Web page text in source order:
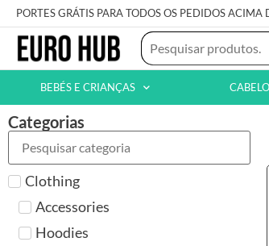
PORTES GRÁTIS PARA TODOS OS PEDIDOS
BEBÉS E CRIANÇAS CABELO
Categorias
Clothing
Accessories
Hoodies